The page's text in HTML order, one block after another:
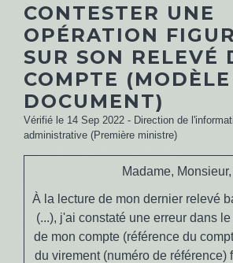
CONTESTER UNE
OPÉRATION
SUR SON RELEVÉ
COMPTE
DOCUMENT)
Vérifié le 14 Sep 2022 - Direction de
administrative (Première ministre)
Madame, Monsieur,
À la lecture de mon dernier relevé
(...), j'ai constaté une erreur dans
de mon compte (référence du
du virement (numéro de référence)